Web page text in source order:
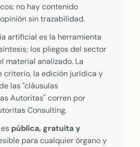
no hay contenido
sin trazabilidad.
artificial es la herramienta
los pliegos del sector
material analizado. La
criterio, la edición jurídica y
las "cláusulas
Autoritas" corren por
Consulting.
pública, gratuita y
para cualquier órgano y